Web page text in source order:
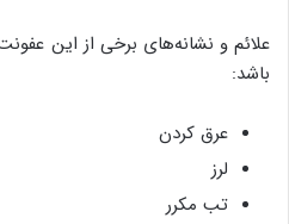
علائم و نشانه‌های برخی از این
باشد:
عرق کردن
لرز
تب مکرر